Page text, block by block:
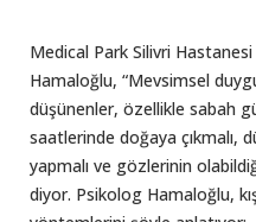
Medical Park Silivri
Hamaloğlu, “Mevsimsel
düşünenler, özellikle sabah
saatlerinde doğaya çıkmalı,
yapmalı ve gözlerinin
diyor. Psikolog Hamaloğlu,